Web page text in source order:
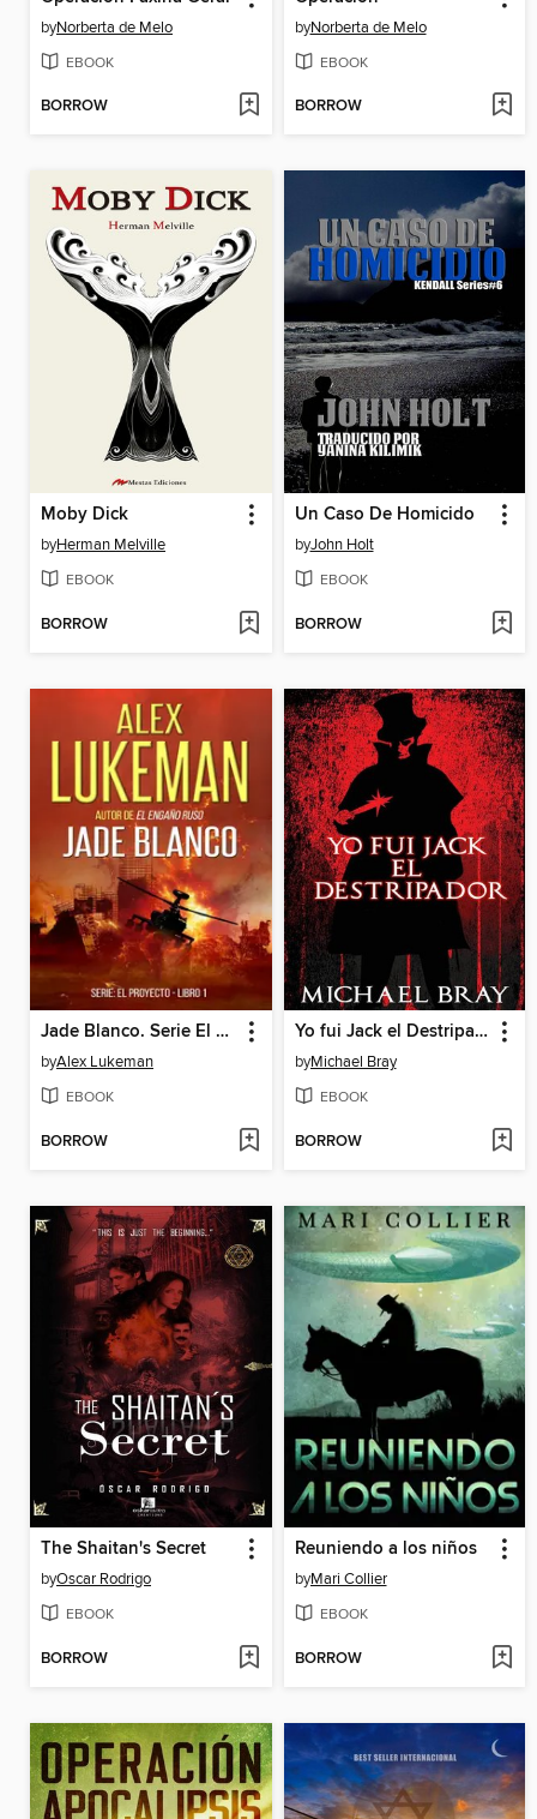
byNorberta de Melo
EBOOK
BORROW
byNorberta de Melo
EBOOK
BORROW
Moby Dick
byHerman Melville
EBOOK
BORROW
Un Caso De Homicido
byJohn Holt
EBOOK
BORROW
Jade Blanco. Serie El Proyecto. Libro 1
byAlex Lukeman
EBOOK
BORROW
Yo fui Jack el Destripador
byMichael Bray
EBOOK
BORROW
The Shaitan's Secret
byOscar Rodrigo
EBOOK
BORROW
Reuniendo a los niños
byMari Collier
EBOOK
BORROW